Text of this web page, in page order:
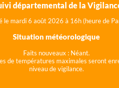
départemental de la
le mardi 6 août 2026 à 16h (heure de
Situation météorologique
Faits nouveaux : Néant.
de températures maximales seront
niveau de vigilance.